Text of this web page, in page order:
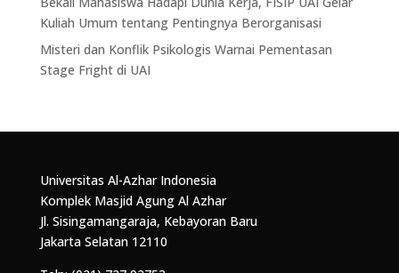
Kuliah Umum tentang Pentingnya Berorganisasi
Misteri dan Konflik Psikologis Warnai Pementasan
Stage Fright di UAI
Universitas Al-Azhar Indonesia
Komplek Masjid Agung Al Azhar
Jl. Sisingamangaraja, Kebayoran Baru
Jakarta Selatan 12110